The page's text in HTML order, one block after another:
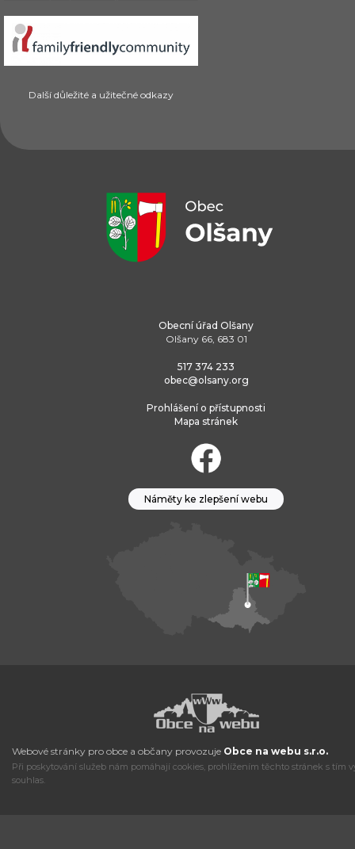
Další důležité a užitečné odkazy
Obecní úřad Olšany
Olšany 66, 683 01
517 374 233
obec@olsany.org
Prohlášení o přístupnosti
Mapa stránek
Náměty ke zlepšení webu
Webové stránky pro obce a občany provozuje Obce na webu s.r.o.
Při poskytování služeb nám pomáhají cookies, prohlížením těchto stránek s tím
souhlas.